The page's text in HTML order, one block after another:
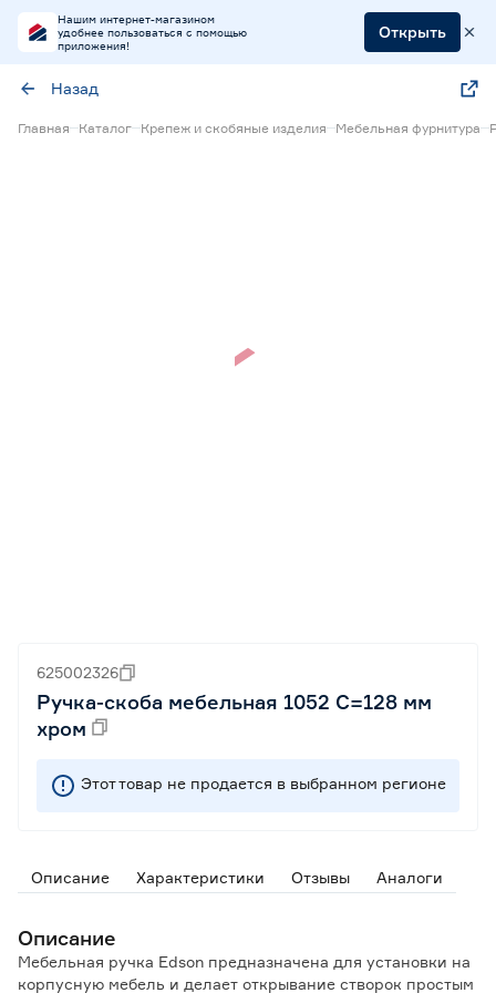
Нашим интернет-магазином
удобнее пользоваться с помощью
приложения!
Открыть
Назад
Главная Каталог Крепеж и скобяные изделия Мебельная фурнитура
625002326
Ручка-скоба мебельная 1052 C=128 мм
хром
Этот товар не продается в выбранном регионе
Описание Характеристики Отзывы Аналоги
Описание
Мебельная ручка Edson предназначена для установки на
корпусную мебель и делает открывание створок простым